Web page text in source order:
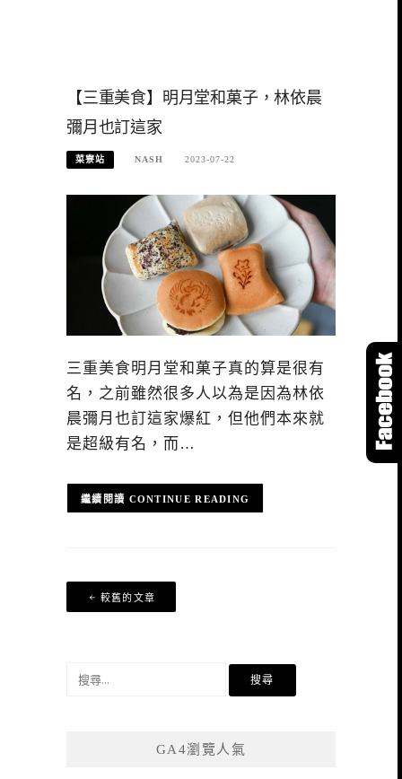
【三重美食】明月堂和菓子，林依晨
彌月也訂這家
菜寮站 NASH 2023-07-22
三重美食明月堂和菓子真的算是很有
名，之前雖然很多人以為是因為林依
晨彌月也訂這家爆紅，但他們本來就
是超級有名，而…
CONTINUE READING
文
章
覽
較舊的文章
GA4瀏覽人氣